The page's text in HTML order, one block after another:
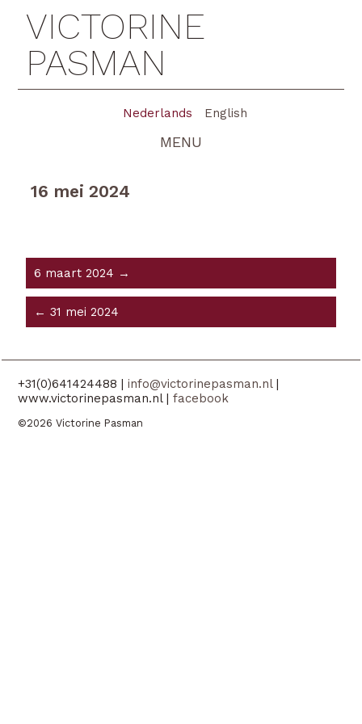
VICTORINE
PASMAN
Nederlands English
MENU
16 mei 2024
6 maart 2024 →
← 31 mei 2024
+31(0)641424488 |info@victorinepasman.nl|
www.victorinepasman.nl |facebook
©2026 Victorine Pasman